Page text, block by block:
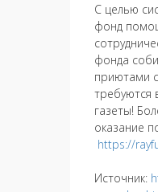
С целью
фонд
фонда
приютами
требуются
газеты!
оказание
https://
Источник: